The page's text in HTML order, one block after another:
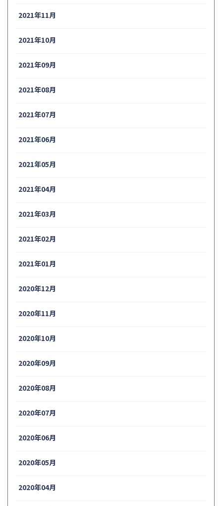
2021年11月
2021年10月
2021年09月
2021年08月
2021年07月
2021年06月
2021年05月
2021年04月
2021年03月
2021年02月
2021年01月
2020年12月
2020年11月
2020年10月
2020年09月
2020年08月
2020年07月
2020年06月
2020年05月
2020年04月